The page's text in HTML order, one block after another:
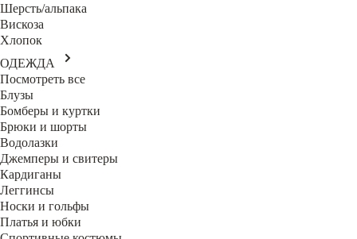
Шерсть/альпака
Вискоза
Хлопок
ОДЕЖДА
Посмотреть все
Блузы
Бомберы и куртки
Брюки и шорты
Водолазки
Джемперы и свитеры
Кардиганы
Леггинсы
Носки и гольфы
Платья и юбки